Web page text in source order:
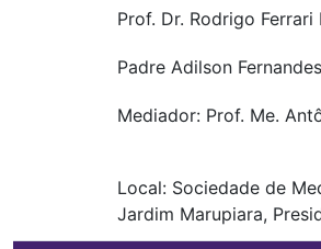
Prof. Dr. Rodrigo
Padre Adilson
Mediador: Prof. Me.
Local: Sociedade de
Jardim Marupiara,